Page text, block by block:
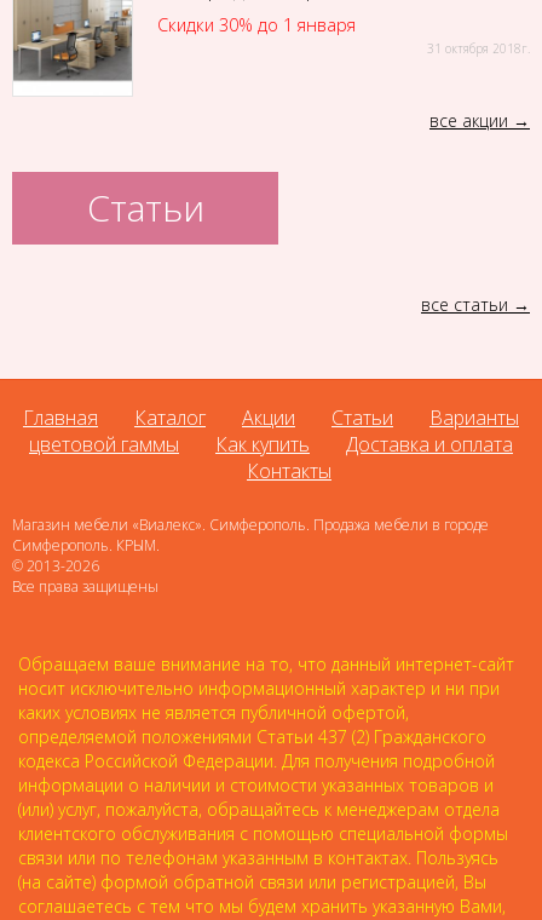
Скидки 30% до 1 января
31 октября 2018г.
все акции
Статьи
все статьи
Главная Каталог Акции Статьи
Варианты
цветовой гаммы
Как купить
Доставка и оплата
Контакты
Магазин мебели «Виалекс». Симферополь. Продажа мебели в городе
Симферополь. КРЫМ.
© 2013-2026
Все права защищены
Обращаем ваше внимание на то, что данный интернет-сайт
носит исключительно информационный характер и ни при
каких условиях не является публичной офертой,
определяемой положениями Статьи 437 (2) Гражданского
кодекса Российской Федерации. Для получения подробной
информации о наличии и стоимости указанных товаров и
(или) услуг, пожалуйста, обращайтесь к менеджерам отдела
клиентского обслуживания с помощью специальной формы
связи или по телефонам указанным в контактах. Пользуясь
(на сайте) формой обратной связи или регистрацией, Вы
соглашаетесь с тем что мы будем хранить указанную Вами,